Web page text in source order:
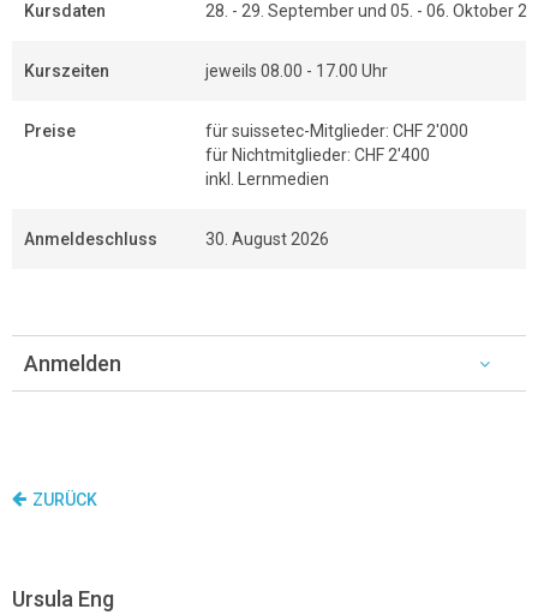
Kursdaten 28. - 29. September und 05. - 06. Oktober
Kurszeiten jeweils 08.00 - 17.00 Uhr
Preise
für suissetec-Mitglieder: CHF 2'000
für Nichtmitglieder: CHF 2'400
inkl. Lernmedien
Anmeldeschluss 30. August 2026
Anmelden
ZURÜCK
Ursula Eng